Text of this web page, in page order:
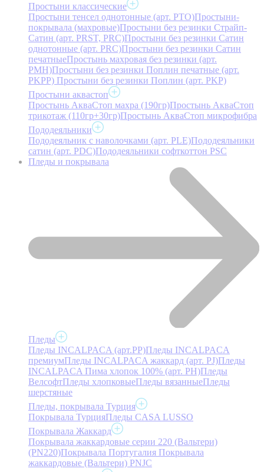
Простыни классические
Простыни тенсел однотонные (арт. PTO)Простыни-
покрывала (махровые)Простыни без резинки Страйп-
Сатин (арт. PRST, PRC)Простыни без резинки Сатин
однотонные (арт. PRC)Простыни без резинки Сатин
печатныеПростынь махровая без резинки (арт.
PMH)Простыни без резинки Поплин печатные (арт.
PKPP) Простыни без резинки Поплин (арт. PKP)
Простыни аквастоп
Простынь АкваСтоп махра (190гр)Простынь АкваСтоп
трикотаж (110гр+30гр)Простынь АкваСтоп микрофибра
Пододеяльники
Пододеяльник с наволочками (арт. PLE)Пододеяльники
сатин (арт. PDC)Пододеяльники софткоттон PSC
Пледы и покрывала
Пледы
Пледы INCALPACA (арт.PP)Пледы INCALPACA
премиумПледы INCALPACA жаккард (арт. PJ)Пледы
INCALPACA Пима хлопок 100% (арт. PH)Пледы
ВелсофтПледы хлопковыеПледы вязанныеПледы
шерстяные
Пледы, покрывала Турция
Покрывала ТурцияПледы CASA LUSSO
Покрывала Жаккард
Покрывала жаккардовые серии 220 (Вальтери)
(PN220)Покрывала Португалия Покрывала
жаккардовые (Вальтери) PNJC